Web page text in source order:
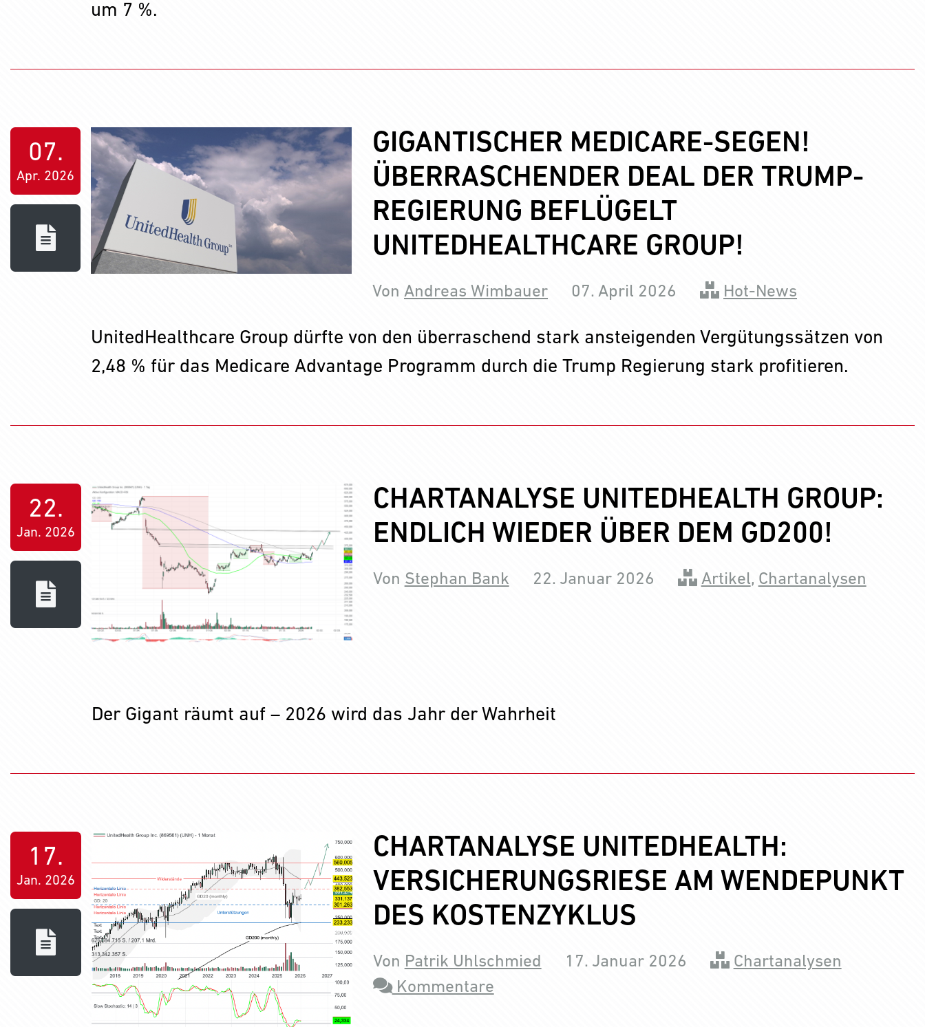
um 7 %.
07.
Apr. 2026
GIGANTISCHER MEDICARE-SEGEN!
ÜBERRASCHENDER DEAL DER TRUMP-
REGIERUNG BEFLÜGELT
UNITEDHEALTHCARE GROUP!
Von Andreas Wimbauer 07. April 2026 Hot-News
UnitedHealthcare Group dürfte von den überraschend stark ansteigenden Vergütungssätzen von
2,48 % für das Medicare Advantage Programm durch die Trump Regierung stark profitieren.
22.
Jan. 2026
CHARTANALYSE UNITEDHEALTH GROUP:
ENDLICH WIEDER ÜBER DEM GD200!
Von Stephan Bank 22. Januar 2026 Artikel, Chartanalysen
Der Gigant räumt auf – 2026 wird das Jahr der Wahrheit
17.
Jan. 2026
CHARTANALYSE UNITEDHEALTH:
VERSICHERUNGSRIESE AM WENDEPUNKT
DES KOSTENZYKLUS
Von Patrik Uhlschmied 17. Januar 2026
Chartanalysen
Kommentare